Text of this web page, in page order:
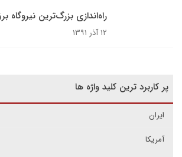
راه‌اندازی بزرگ‌ترین نیروگاه
۱۲ آذر ۱۳۹۱
پر کاربرد ترین کلید واژه ها
ایران
آمریکا